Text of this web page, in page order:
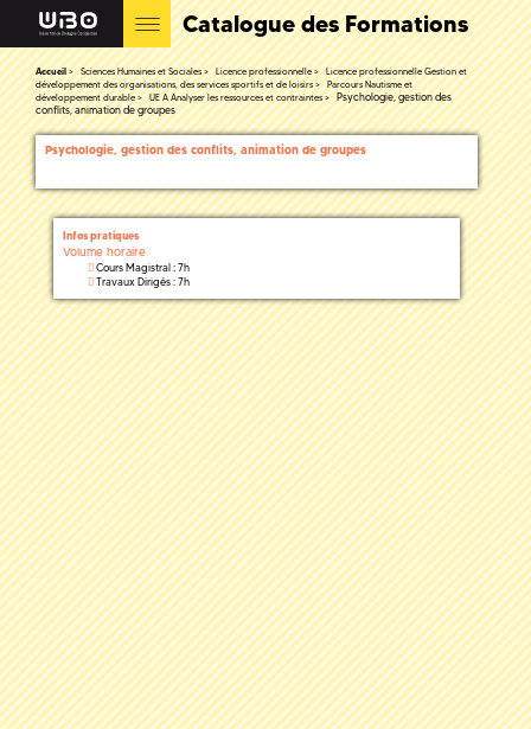
Catalogue des Formations
Accueil Sciences Humaines et Sociales Licence professionnelle
Licence professionnelle Gestion et
développement des organisations, des services sportifs et de loisirs
Parcours Nautisme et
développement durable
UE A Analyser les ressources et contraintes
Psychologie, gestion des
conflits, animation de groupes
Psychologie, gestion des conflits, animation de groupes
Infos pratiques
Volume horaire
Cours Magistral : 7h
Travaux Dirigés : 7h